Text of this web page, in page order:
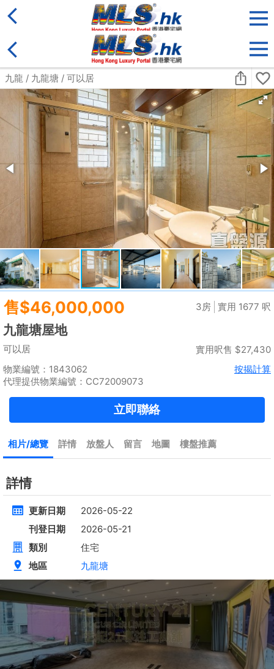
售盤 類別
收藏
搜尋條件: 售盤
標準2100呎村屋
元朗 標準2100呎村屋 4房4套
建築 2100呎@$17
實用 --
租$35,000
[屋苑式]下覆式,連花園車位
元朗 錦上路
建築 1400呎@$7,500
實用 1400呎@$7,500
置頂